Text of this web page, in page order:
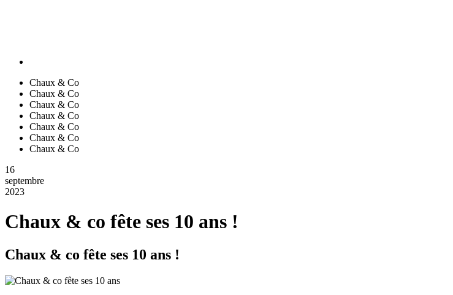
Chaux & Co
Chaux & Co
Chaux & Co
Chaux & Co
Chaux & Co
Chaux & Co
Chaux & Co
16
septembre
2023
Chaux & co fête ses 10 ans !
Chaux & co fête ses 10 ans !